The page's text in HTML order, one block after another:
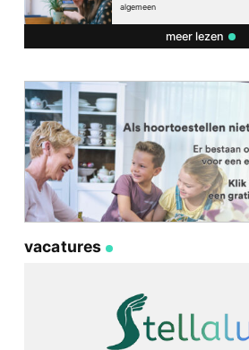
algemeen
meer lezen
vacatures